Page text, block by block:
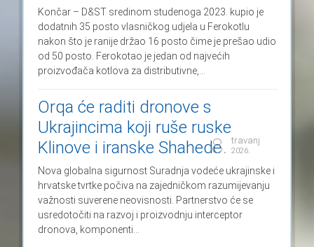
Končar – D&ST sredinom studenoga 2023. kupio je
dodatnih 35 posto vlasničkog udjela u Ferokotlu
nakon što je ranije držao 16 posto čime je prešao udio
od 50 posto. Ferokotao je jedan od najvećih
proizvođača kotlova za distributivne,...
8. travanj
2026.
Orqa će raditi dronove s
Ukrajincima koji ruše ruske
Klinove i iranske Shahede
Nova globalna sigurnost Suradnja vodeće ukrajinske i
hrvatske tvrtke počiva na zajedničkom razumijevanju
važnosti suverene neovisnosti. Partnerstvo će se
usredotočiti na razvoj i proizvodnju interceptor
dronova, komponenti...